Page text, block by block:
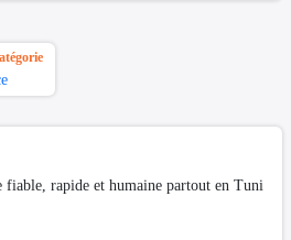
fiable, rapide et humaine partout en Tuni